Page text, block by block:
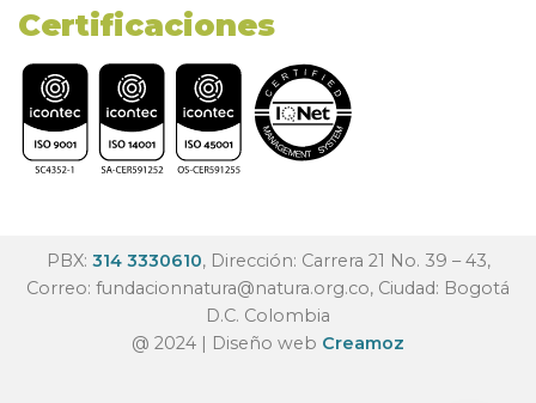
Certificaciones
PBX: 314 3330610, Dirección: Carrera 21 No. 39 – 43,
Correo: fundacionnatura@natura.org.co, Ciudad: Bogotá
D.C. Colombia
@ 2024 | Diseño web Creamoz